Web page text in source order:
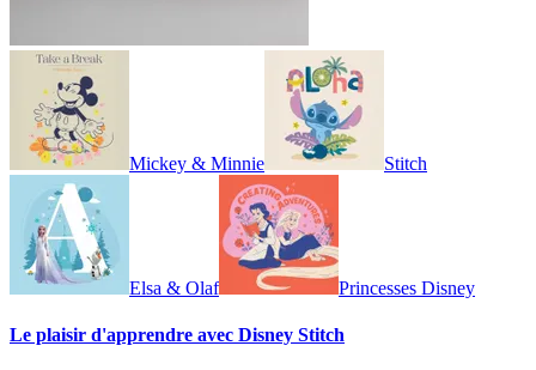
Mickey & Minnie Stitch
Elsa & Olaf Princesses Disney
Le plaisir d'apprendre avec Disney Stitch